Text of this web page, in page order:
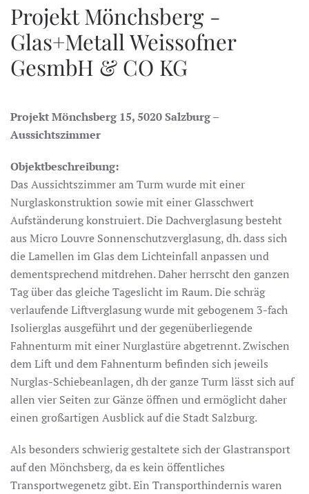
Projekt Mönchsberg -
Glas+Metall Weissofner
GesmbH & CO KG
Projekt Mönchsberg 15, 5020 Salzburg –
Aussichtszimmer
Objektbeschreibung:
Das Aussichtszimmer am Turm wurde mit einer
Nurglaskonstruktion sowie mit einer Glasschwert
Aufständerung konstruiert. Die Dachverglasung besteht
aus Micro Louvre Sonnenschutzverglasung, dh. dass sich
die Lamellen im Glas dem Lichteinfall anpassen und
dementsprechend mitdrehen. Daher herrscht den ganzen
Tag über das gleiche Tageslicht im Raum. Die schräg
verlaufende Liftverglasung wurde mit gebogenem 3-fach
Isolierglas ausgeführt und der gegenüberliegende
Fahnenturm mit einer Nurglastüre abgetrennt. Zwischen
dem Lift und dem Fahnenturm befinden sich jeweils
Nurglas-Schiebeanlagen, dh der ganze Turm lässt sich auf
allen vier Seiten zur Gänze öffnen und ermöglicht daher
einen großartigen Ausblick auf die Stadt Salzburg.
Als besonders schwierig gestaltete sich der Glastransport
auf den Mönchsberg, da es kein öffentliches
Transportwegenetz gibt. Ein Transporthindernis waren